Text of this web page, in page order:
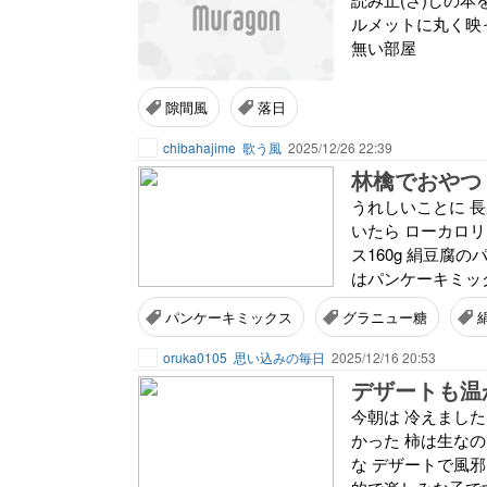
ルメットに丸く
無い部屋
隙間風 落日
chibahajime 歌う風 2025/12/26 22:39
林檎でおやつ
うれしいことに
いたら ローカロ
ス160g 絹豆腐の
はパンケーキミ
パンケーキミックス グラニュー糖
oruka0105 思い込みの毎日 2025/12/16 20:53
デザートも
今朝は 冷えまし
かった 柿は生な
な デザートで風